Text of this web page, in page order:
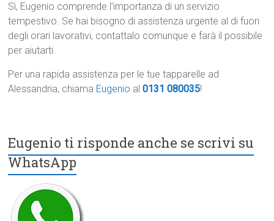
Sì, Eugenio comprende l’importanza di un servizio
tempestivo. Se hai bisogno di assistenza urgente al di fuori
degli orari lavorativi, contattalo comunque e farà il possibile
per aiutarti.
Per una rapida assistenza per le tue tapparelle ad
Alessandria, chiama Eugenio al0131 080035!
Eugenio ti risponde anche se scrivi su
WhatsApp